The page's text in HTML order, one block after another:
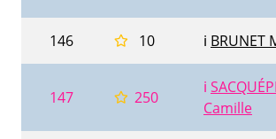
146 10 ℹ️ BRUNET
147 250
ℹ️
Camille